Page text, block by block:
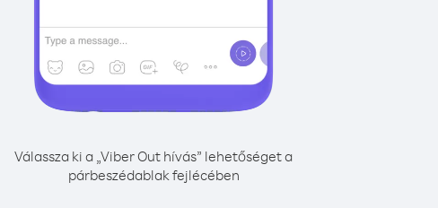
Válassza ki a „Viber Out hívás” lehetőséget a
párbeszédablak fejlécében